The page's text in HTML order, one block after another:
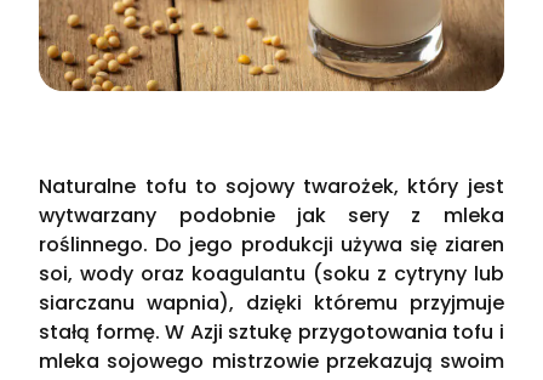
Naturalne tofu to sojowy twarożek, który jest
wytwarzany podobnie jak sery z mleka
roślinnego. Do jego produkcji używa się ziaren
soi, wody oraz koagulantu (soku z cytryny lub
siarczanu wapnia), dzięki któremu przyjmuje
stałą formę. W Azji sztukę przygotowania tofu i
mleka sojowego mistrzowie przekazują swoim